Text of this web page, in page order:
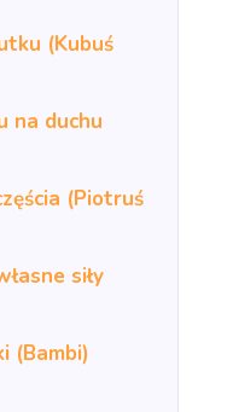
(Kubuś
na duchu
(Piotruś
siły
(Bambi)